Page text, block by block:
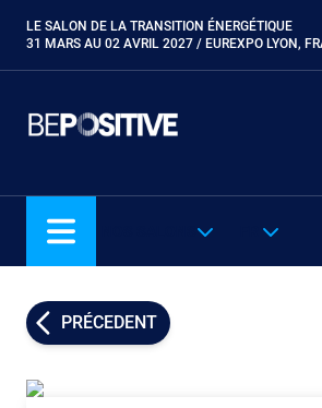
contenu
Paragraphes
LE SALON DE LA TRANSITION ÉNERGÉTIQUE
31 MARS AU 02 AVRIL 2027 / EUREXPO LYON,
Paragraphes
Piscine Global
PRÉCEDENT